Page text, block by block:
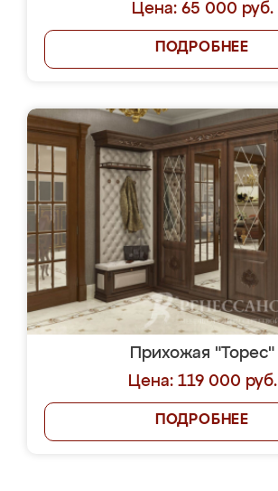
Цена: 65 000 руб.
ПОДРОБНЕЕ
Прихожая "Торес"
Цена: 119 000 руб.
ПОДРОБНЕЕ